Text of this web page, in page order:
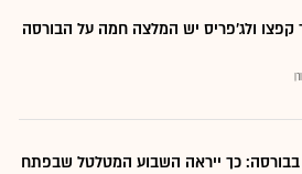
קפצו ולג'פריס יש המלצה חמה על הבורסה
בבורסה: כך ייראה השבוע המטלטל שבפתח